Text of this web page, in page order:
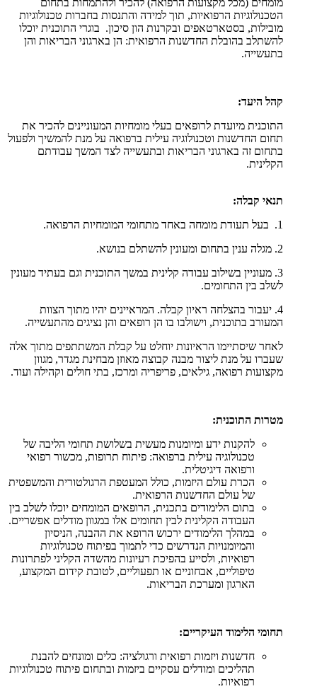
הטכנולוגיות הרפואיות, תוך למידה והתנסות בחברות טכנולוגיות
מובילות, בסטארטאפים ובקרנות הון סיכון. בוגרי התוכנית יוכלו
להשתלב בהובלת החדשנות הרפואית: הן בארגוני הבריאות והן
בתעשייה.
קהל היעד:
התוכנית מיועדת לרופאים בעלי מומחיות המעוניינים להכיר את
תחום החדשנות וטכנולוגיה עילית ברפואה על מנת להמשיך ולפעול
בתחום זה בארגוני הבריאות ובתעשייה לצד המשך עבודתם
הקלינית.
תנאי קבלה:
1. בעל תעודת מומחה באחד מתחומי המומחיות הרפואה.
2. מגלה ענין בתחום ומעונין להשתלם בנושא.
3. מעוניין בשילוב עבודה קלינית במשך התוכנית וגם בעתיד מעונין
לשלב בין התחומים.
4. יעבור בהצלחה ראיון קבלה. המראיינים יהיו מתוך הצוות
המעורב בתוכנית, וישולבו בו הן רופאים והן נציגים מהתעשייה.
לאחר שיסתיימו הראיונות יוחלט על קבלת המשתתפים מתוך אלה
שעברו על מנת ליצור מבנה קבוצה מאוזן מבחינת מגדר, מגוון
מקצועות רפואה, גילאים, פריפריה ומרכז, בתי חולים וקהילה ועוד.
מטרות התוכנית:
להקנות ידע ומיומנות מעשית בשלושת תחומי הליבה של
טכנולוגיה עילית ברפואה: פיתוח תרופות, מכשור רפואי
ורפואה דיגיטלית.
הכרת עולם היזמות, כולל המעטפת הרגולטורית והמשפטית
של עולם החדשנות הרפואית.
בתום הלימודים בתכנית, הרופאים המומחים יוכלו לשלב בין
העבודה הקלינית לבין תחומים אלו במגוון מודלים אפשריים.
במהלך הלימודים ירכוש הרופא את ההבנה, הניסיון
והמיומנויות הנדרשים כדי לתמוך בפיתוח טכנולוגיות
רפואיות, ולסייע בהפיכת רעיונות מהשדה הקליני לפתרונות
טיפוליים, אבחוניים או תפעוליים, לטובת קידום המקצוע,
הארגון ומערכת הבריאות.
תחומי הלימוד העיקריים:
חדשנות ויזמות רפואית ורגולציה: כלים ומונחים להבנת
תהליכים ומודלים עסקיים ביזמות ובתחום פיתוח טכנולוגיות
רפואיות.